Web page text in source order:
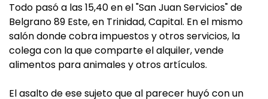
Todo pasó a las 15,40 en el "San Juan Servicios" de
Belgrano 89 Este, en Trinidad, Capital. En el mismo
salón donde cobra impuestos y otros servicios, la
colega con la que comparte el alquiler, vende
alimentos para animales y otros artículos.
El asalto de ese sujeto que al parecer huyó con un